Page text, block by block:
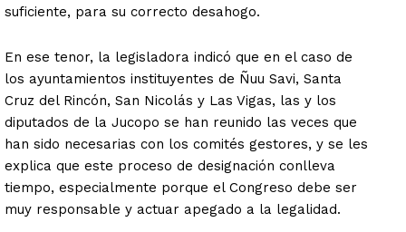
suficiente, para su correcto desahogo.
En ese tenor, la legisladora indicó que en el caso de
los ayuntamientos instituyentes de Ñuu Savi, Santa
Cruz del Rincón, San Nicolás y Las Vigas, las y los
diputados de la Jucopo se han reunido las veces que
han sido necesarias con los comités gestores, y se les
explica que este proceso de designación conlleva
tiempo, especialmente porque el Congreso debe ser
muy responsable y actuar apegado a la legalidad.